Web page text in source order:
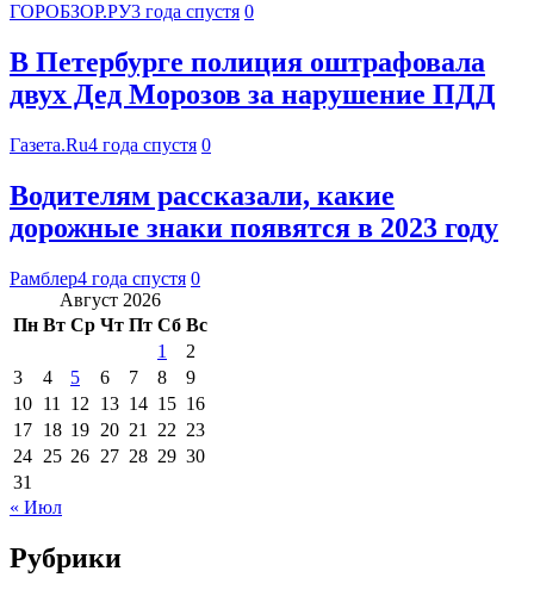
ГОРОБЗОР.РУ3 года спустя 0
В Петербурге полиция оштрафовала
двух Дед Морозов за нарушение ПДД
Газета.Ru4 года спустя 0
Водителям рассказали, какие
дорожные знаки появятся в 2023 году
Рамблер4 года спустя 0
Август 2026
Пн Вт Ср Чт Пт Сб Вс
1
2
3
4 5 6 7 8
9
10 11 12 13 14 15 16
17 18 19 20 21 22 23
24 25 26 27 28 29 30
31
« Июл
Рубрики